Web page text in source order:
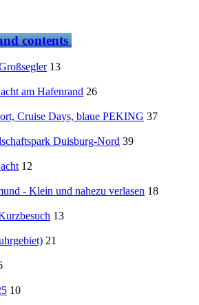
contents
13
am Hafenrand 26
Cruise Days, blaue PEKING 37
Duisburg-Nord 39
12
- Klein und nahezu verlasen 18
13
21
10